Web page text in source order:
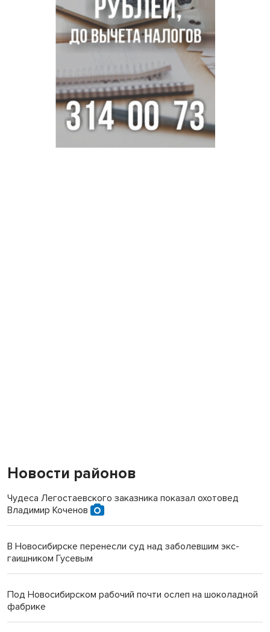
Новости районов
Чудеса Легостаевского заказника показал охотовед
Владимир Коченов
В Новосибирске перенесли суд над заболевшим экс-
гаишником Гусевым
Под Новосибирском рабочий почти ослеп на шоколадной
фабрике